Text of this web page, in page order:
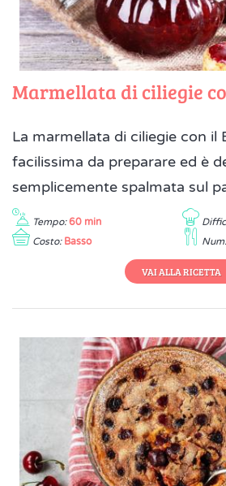
Marmellata di ciliegie
La marmellata di ciliegie con il
facilissima da preparare ed è
semplicemente spalmata sul
Tempo: 60 min
Costo: Basso
VAI ALLA RICETTA